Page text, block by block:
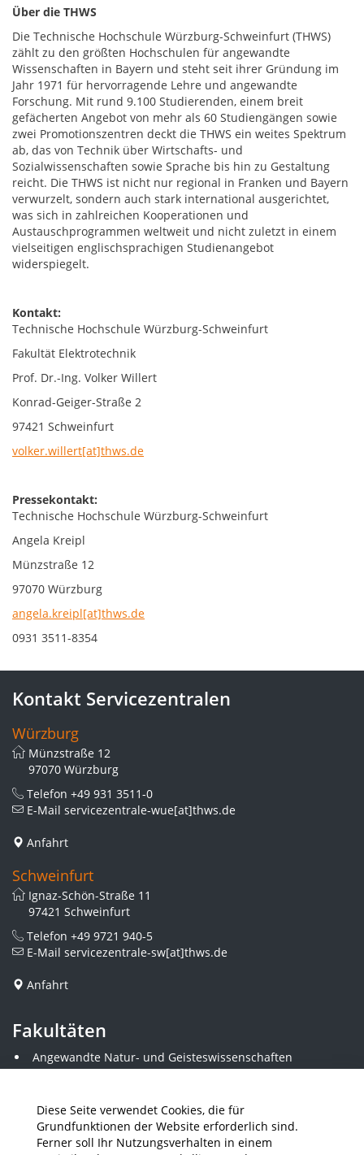
Diese Seite verwendet Cookies, die für
Grundfunktionen der Website erforderlich sind.
Ferner soll Ihr Nutzungsverhalten in einem
Über die THWS
Die Technische Hochschule Würzburg-Schweinfurt (THWS)
zählt zu den größten Hochschulen für angewandte
Wissenschaften in Bayern und steht seit ihrer Gründung im
Jahr 1971 für hervorragende Lehre und angewandte
Forschung. Mit rund 9.100 Studierenden, einem breit
gefächerten Angebot von mehr als 60 Studiengängen sowie
zwei Promotionszentren deckt die THWS ein weites Spektrum
ab, das von Technik über Wirtschafts- und
Sozialwissenschaften sowie Sprache bis hin zu Gestaltung
reicht. Die THWS ist nicht nur regional in Franken und Bayern
verwurzelt, sondern auch stark international ausgerichtet,
was sich in zahlreichen Kooperationen und
Austauschprogrammen weltweit und nicht zuletzt in einem
vielseitigen englischsprachigen Studienangebot
widerspiegelt.
Kontakt:
Technische Hochschule Würzburg-Schweinfurt
Fakultät Elektrotechnik
Prof. Dr.-Ing. Volker Willert
Konrad-Geiger-Straße 2
97421 Schweinfurt
volker.willert[at]thws.de
Pressekontakt:
Technische Hochschule Würzburg-Schweinfurt
Angela Kreipl
Münzstraße 12
97070 Würzburg
angela.kreipl[at]thws.de
0931 3511-8354
Kontakt Servicezentralen
Würzburg
Münzstraße 12
97070 Würzburg
Telefon +49 931 3511-0
E-Mail servicezentrale-wue[at]thws.de
Anfahrt
Schweinfurt
Ignaz-Schön-Straße 11
97421 Schweinfurt
Telefon +49 9721 940-5
E-Mail servicezentrale-sw[at]thws.de
Anfahrt
Fakultäten
Angewandte Natur- und Geisteswissenschaften
Angewandte Sozialwissenschaften
Elektrotechnik
Gestaltung
Informatik und Wirtschaftsinformatik